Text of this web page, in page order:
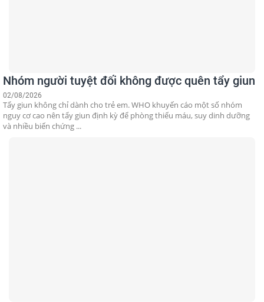
Nhóm người tuyệt đối không được quên tẩy giun
02/08/2026
Tẩy giun không chỉ dành cho trẻ em. WHO khuyến cáo một số nhóm
nguy cơ cao nên tẩy giun định kỳ để phòng thiếu máu, suy dinh dưỡng
và nhiều biến chứng ...